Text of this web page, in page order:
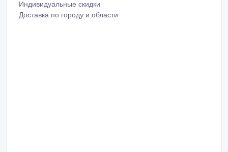
Индивидуальные скидки
Доставка по городу и области